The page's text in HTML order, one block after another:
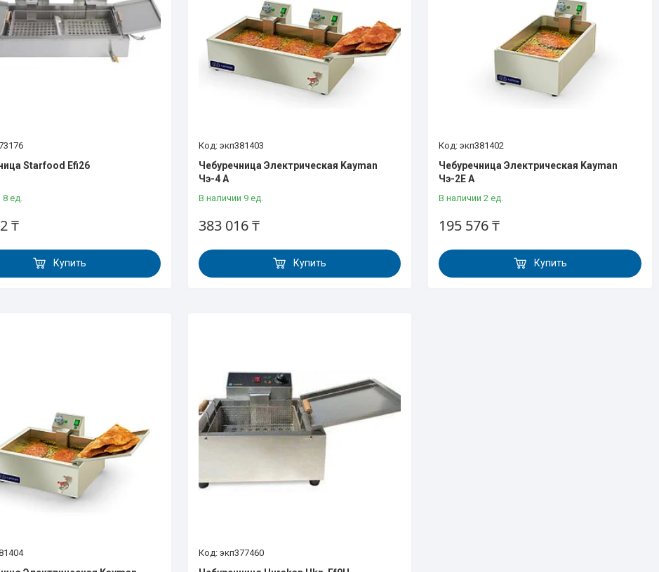
Starfood Efi26
ед.
₸
Купить
экп381403
Чебуречница Электрическая Kayman
Чэ-4 А
В наличии 9 ед.
383 016 ₸
Купить
экп381402
Чебуречница Электрическая Kayman
Чэ-2Е А
В наличии 2 ед.
195 576 ₸
Купить
экп377460